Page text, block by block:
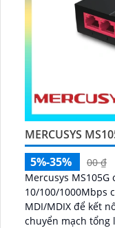
MERCUSYS
5%-35%
00 ₫
Mercusys MS105G
10/100/1000Mbps
MDI/MDIX để kết nối
chuyển mạch tổng